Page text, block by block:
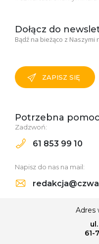
Dołącz do
Bądź na bieżąco z Naszymi
ZAPISZ SIĘ
Potrzebna
Zadzwoń:
61 853 99 10
Napisz do nas na mail:
Adres
61-